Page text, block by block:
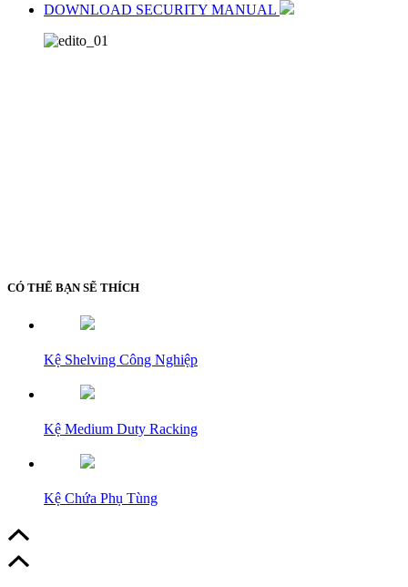
DOWNLOAD SECURITY MANUAL
CÓ THỂ BẠN SẼ THÍCH
Kệ Shelving Công Nghiệp
Kệ Medium Duty Racking
Kệ Chứa Phụ Tùng